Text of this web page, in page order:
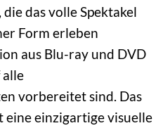
das volle Spektakel
Form erleben
aus Blu-ray und DVD
alle
vorbereitet sind. Das
einzigartige visuelle